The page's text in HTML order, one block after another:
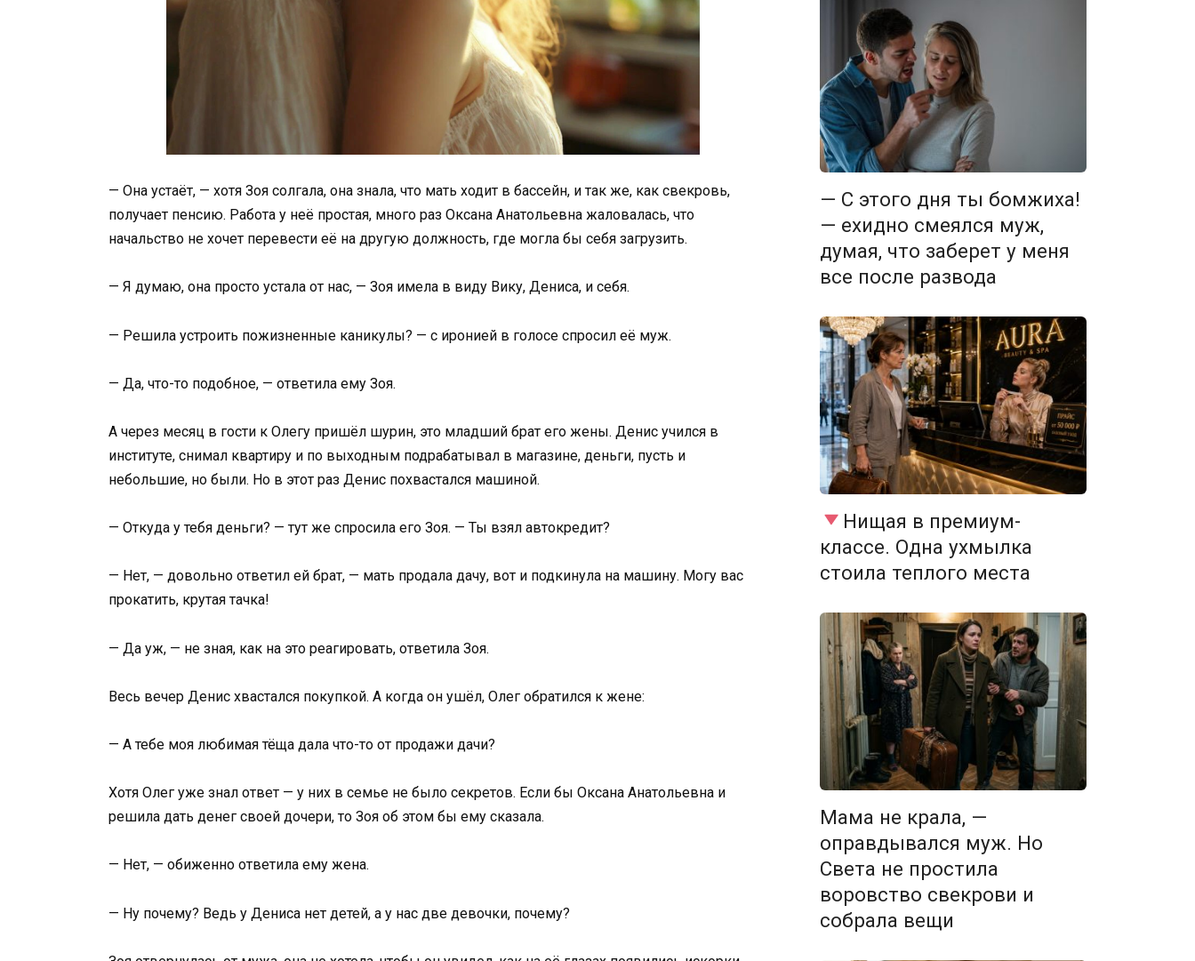
— Она устаёт, — хотя Зоя солгала, она знала, что мать ходит в бассейн, и так же, как свекровь,
получает пенсию. Работа у неё простая, много раз Оксана Анатольевна жаловалась, что
начальство не хочет перевести её на другую должность, где могла бы себя загрузить.
— Я думаю, она просто устала от нас, — Зоя имела в виду Вику, Дениса, и себя.
— Решила устроить пожизненные каникулы? — с иронией в голосе спросил её муж.
— Да, что-то подобное, — ответила ему Зоя.
А через месяц в гости к Олегу пришёл шурин, это младший брат его жены. Денис учился в
институте, снимал квартиру и по выходным подрабатывал в магазине, деньги, пусть и
небольшие, но были. Но в этот раз Денис похвастался машиной.
— Откуда у тебя деньги? — тут же спросила его Зоя. — Ты взял автокредит?
— Нет, — довольно ответил ей брат, — мать продала дачу, вот и подкинула на машину. Могу вас
прокатить, крутая тачка!
— Да уж, — не зная, как на это реагировать, ответила Зоя.
Весь вечер Денис хвастался покупкой. А когда он ушёл, Олег обратился к жене:
— А тебе моя любимая тёща дала что-то от продажи дачи?
Хотя Олег уже знал ответ — у них в семье не было секретов. Если бы Оксана Анатольевна и
решила дать денег своей дочери, то Зоя об этом бы ему сказала.
— Нет, — обиженно ответила ему жена.
— Ну почему? Ведь у Дениса нет детей, а у нас две девочки, почему?
— С этого дня ты бомжиха!
— ехидно смеялся муж,
думая, что заберет у меня
все после развода
Нищая в премиум-
классе. Одна ухмылка
стоила теплого места
Мама не крала, —
оправдывался муж. Но
Света не простила
воровство свекрови и
собрала вещи